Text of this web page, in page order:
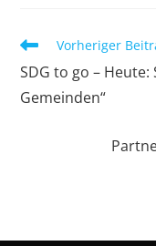
Vorheriger
SDG to go –
Gemeinden“